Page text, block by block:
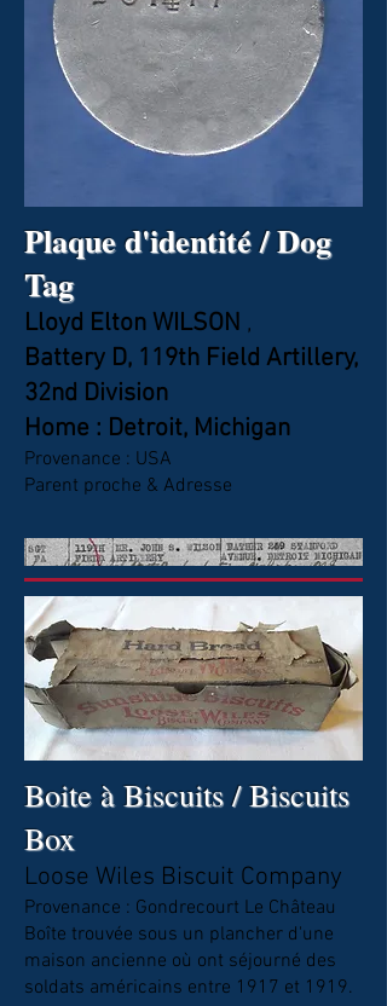
Plaque d'identité / Dog
Tag
Lloyd Elton WILSON ,
Battery D, 119th Field Artillery,
32nd Division
Home : Detroit, Michigan
Provenance : USA
Parent proche & Adresse
Boite à Biscuits / Biscuits
Box
Loose Wiles Biscuit Company
Provenance : Gondrecourt Le Château
Boîte trouvée sous un plancher d'une
maison ancienne où ont séjourné des
soldats américains entre 1917 et 1919.